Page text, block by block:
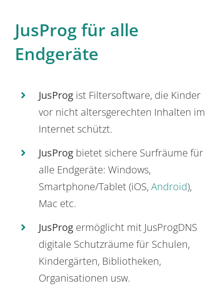
JusProg für alle
Endgeräte
JusProg ist Filtersoftware, die Kinder
vor nicht altersgerechten Inhalten im
Internet schützt.
JusProg bietet sichere Surfräume für
alle Endgeräte: Windows,
Smartphone/Tablet (iOS, Android),
Mac etc.
JusProg ermöglicht mit JusProgDNS
digitale Schutzräume für Schulen,
Kindergärten, Bibliotheken,
Organisationen usw.